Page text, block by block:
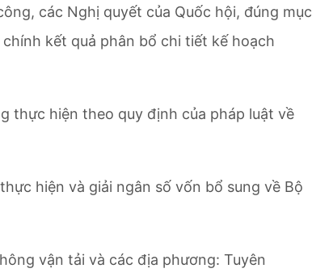
các Nghị quyết của Quốc hội, đúng mục
kết quả phân bổ chi tiết kế hoạch
thực hiện theo quy định của pháp luật về
hiện và giải ngân số vốn bổ sung về Bộ
vận tải và các địa phương: Tuyên